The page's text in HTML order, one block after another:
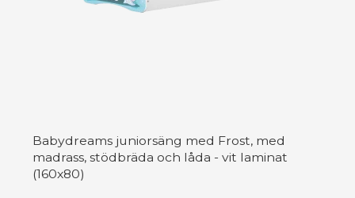
Babydreams juniorsäng med Frost, med
madrass, stödbräda och låda - vit laminat
(160x80)